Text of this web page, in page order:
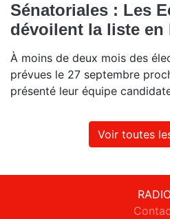
Sénatoriales : Les
dévoilent la liste en
À moins de deux mois des
prévues le 27 septembre
présenté leur équipe
Voir toutes